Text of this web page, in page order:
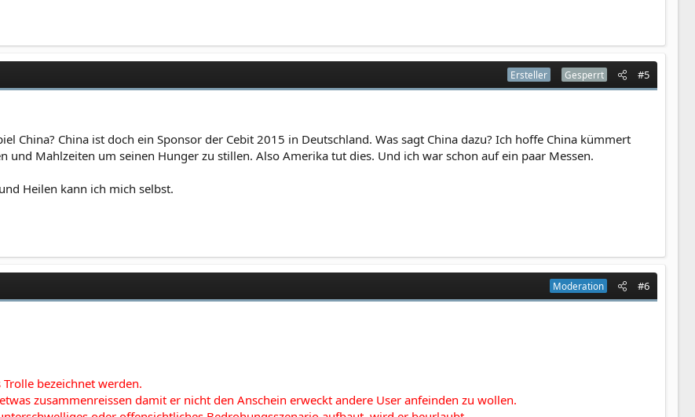
Ersteller Gesperrt #5
China? China ist doch ein Sponsor der Cebit 2015 in Deutschland. Was sagt China dazu? Ich hoffe China kümmert
und Mahlzeiten um seinen Hunger zu stillen. Also Amerika tut dies. Und ich war schon auf ein paar Messen.
Heilen kann ich mich selbst.
Moderation #6
bezeichnet werden.
zusammenreissen damit er nicht den Anschein erweckt andere User anfeinden zu wollen.